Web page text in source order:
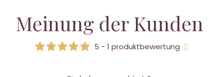
Meinung der Kunden
5 - 1 produktbewertung